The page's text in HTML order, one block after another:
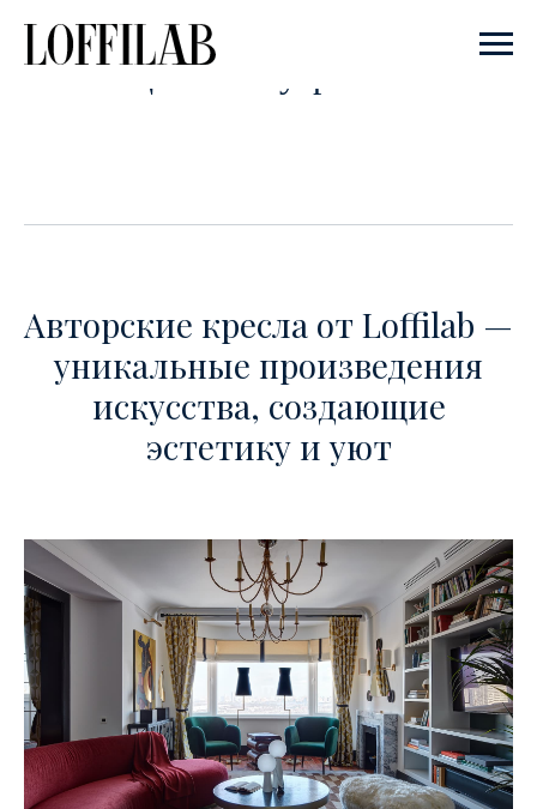
Коллекция аксесуаров Loffilab
Авторские кресла от Loffilab —
уникальные произведения
искусства, создающие
эстетику и уют